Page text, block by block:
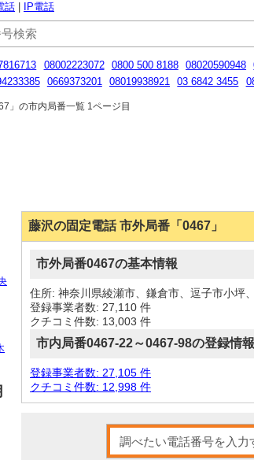
話 IP電話
08002223072 0800 500 8188 08020590948
0669373201 08019938921 03 6842 3455
」の市内局番一覧 1ページ目
藤沢の固定電話 市外局番「0467」
市外局番0467の基本情報
住所: 神奈川県綾瀬市、鎌倉市、逗子市小坪
登録事業者数: 27,110 件
クチコミ件数: 13,003 件
市内局番0467-22～0467-98の登録情報
登録事業者数: 27,105 件
クチコミ件数: 12,998 件